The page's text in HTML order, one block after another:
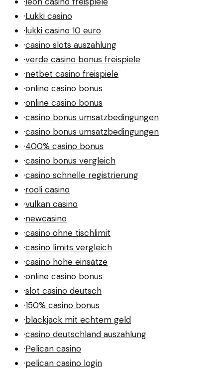
·Lukki casino
·lukki casino 10 euro
·casino slots auszahlung
·verde casino bonus freispiele
·netbet casino freispiele
·online casino bonus
·online casino bonus
·casino bonus umsatzbedingungen
·casino bonus umsatzbedingungen
·400% casino bonus
·casino bonus vergleich
·casino schnelle registrierung
·rooli casino
·vulkan casino
·newcasino
·casino ohne tischlimit
·casino limits vergleich
·casino hohe einsätze
·online casino bonus
·slot casino deutsch
·150% casino bonus
·blackjack mit echtem geld
·casino deutschland auszahlung
·Pelican casino
·pelican casino login